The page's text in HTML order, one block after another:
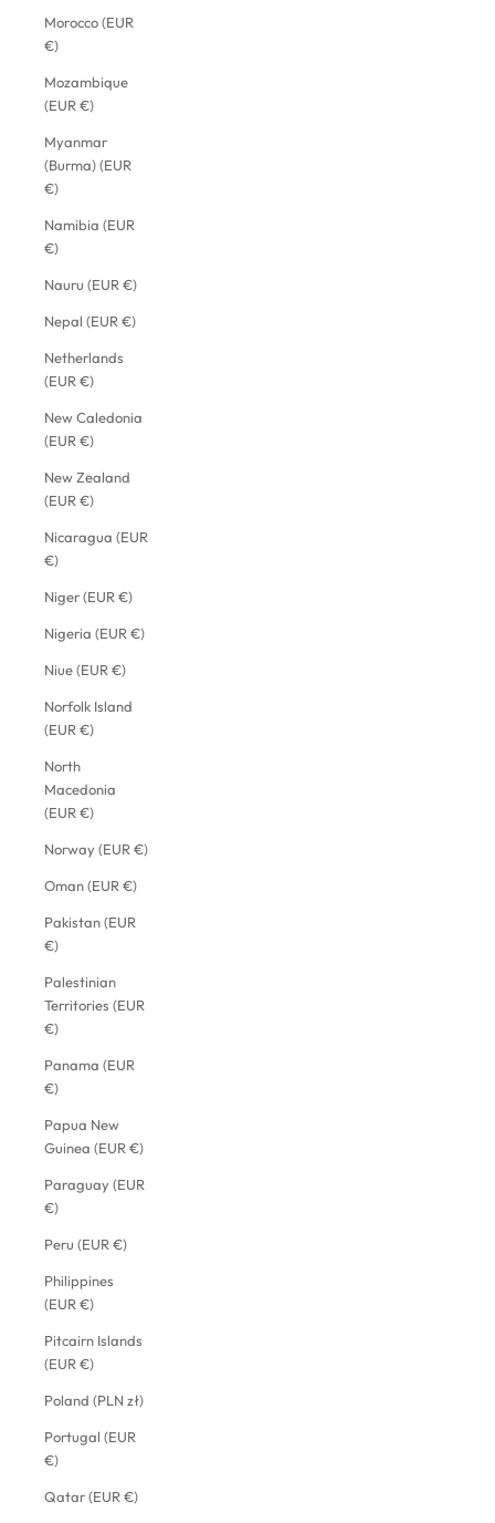
Morocco (EUR
€)
Mozambique
(EUR €)
Myanmar
(Burma) (EUR
€)
Namibia (EUR
€)
Nauru (EUR €)
Nepal (EUR €)
Netherlands
(EUR €)
New Caledonia
(EUR €)
New Zealand
(EUR €)
Nicaragua (EUR
€)
Niger (EUR €)
Nigeria (EUR €)
Niue (EUR €)
Norfolk Island
(EUR €)
North
Macedonia
(EUR €)
Norway (EUR €)
Oman (EUR €)
Pakistan (EUR
€)
Palestinian
Territories (EUR
€)
Panama (EUR
€)
Papua New
Guinea (EUR €)
Paraguay (EUR
€)
Peru (EUR €)
Philippines
(EUR €)
Pitcairn Islands
(EUR €)
Poland (PLN zł)
Portugal (EUR
€)
Qatar (EUR €)